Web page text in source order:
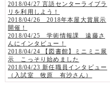
2018/04/27 言語センターライブラ
リを利用しよう！
2018/04/26 2018年本屋大賞展示
開催！
2018/04/25 学術情報課 遠藤さ
んにインタビュー！
2018/04/24 【図書館】ミニミニ展
示 こっそり始めました
2018/04/23 新任職員インタビュー
（入試室 牧原 有沙さん）